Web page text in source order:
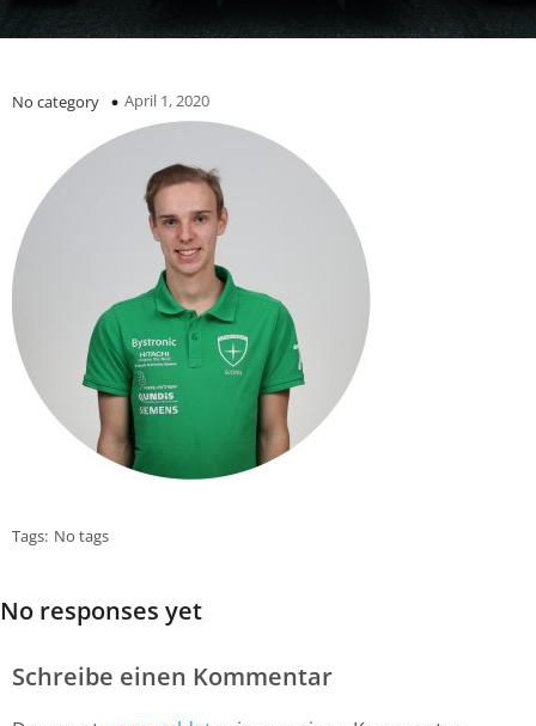
No category April 1, 2020
Tags: No tags
No responses yet
Schreibe einen Kommentar